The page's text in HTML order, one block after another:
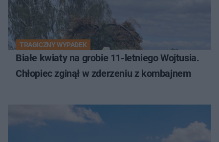
TRAGICZNY WYPADEK
Białe kwiaty na grobie 11-letniego Wojtusia.
Chłopiec zginął w zderzeniu z kombajnem